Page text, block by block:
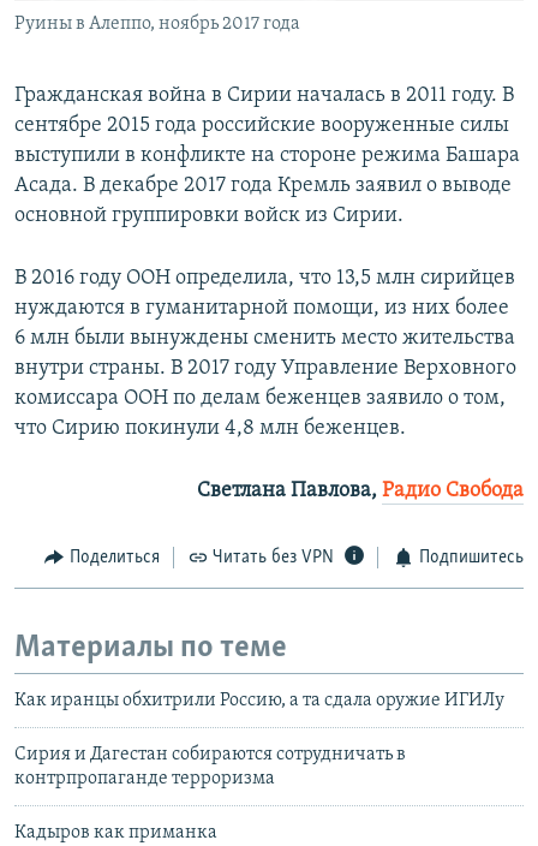
Руины в Алеппо, ноябрь 2017 года
Гражданская война в Сирии началась в 2011 году. В
сентябре 2015 года российские вооруженные силы
выступили в конфликте на стороне режима Башара
Асада. В декабре 2017 года Кремль заявил о выводе
основной группировки войск из Сирии.
В 2016 году ООН определила, что 13,5 млн сирийцев
нуждаются в гуманитарной помощи, из них более
6 млн были вынуждены сменить место жительства
внутри страны. В 2017 году Управление Верховного
комиссара ООН по делам беженцев заявило о том,
что Сирию покинули 4,8 млн беженцев.
Светлана Павлова, Радио Свобода
Поделиться Читать без VPN Подпишитесь
Материалы по теме
Как иранцы обхитрили Россию, а та сдала оружие ИГИЛу
Сирия и Дагестан собираются сотрудничать в
контрпропаганде терроризма
Кадыров как приманка